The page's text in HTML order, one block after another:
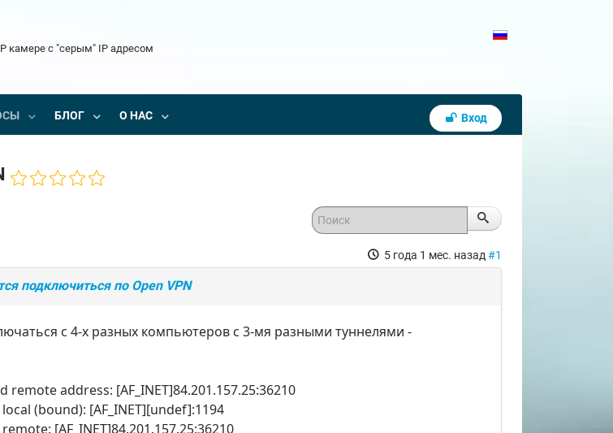
камере с "серым" IP адресом
БЛОГ О НАС Вход
5 года 1 мес. назад #1
подключиться по Open VPN
с 4-х разных компьютеров с 3-мя разными туннелями -
remote address: [AF_INET]84.201.157.25:36210
(bound): [AF_INET][undef]:1194
[AF_INET]84.201.157.25:36210